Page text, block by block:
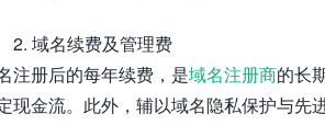
2. 域名续费及管理费
注册后的每年续费，是域名注册商的长
现金流。此外，辅以域名隐私保护与先